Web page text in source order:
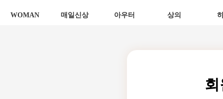
WOMAN 매일신상 아우터 상의